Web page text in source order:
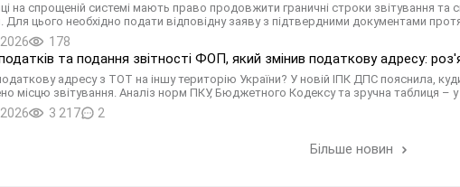
на спрощеній системі мають право продовжити граничні строки звітування
Для цього необхідно подати відповідну заяву з підтвердними документами
178
та подання звітності ФОП, який змінив податкову адресу:
адресу з ТОТ на іншу територію України? У новій ІПК ДПС пояснила,
місцю звітування. Аналіз норм ПКУ, Бюджетного Кодексу та зручна таблиця –
3 217 2
Більше новин